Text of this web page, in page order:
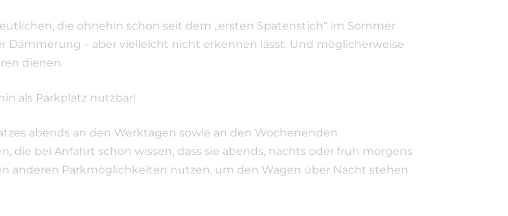
die ohnehin schon seit dem „ersten Spatenstich“ im Sommer
Dämmerung – aber vielleicht nicht erkennen lässt. Und möglicherweise
dienen.
als Parkplatz nutzbar!
abends an den Werktagen sowie an den Wochenenden
bei Anfahrt schon wissen, dass sie abends, nachts oder früh morgens
anderen Parkmöglichkeiten nutzen, um den Wagen über Nacht stehen